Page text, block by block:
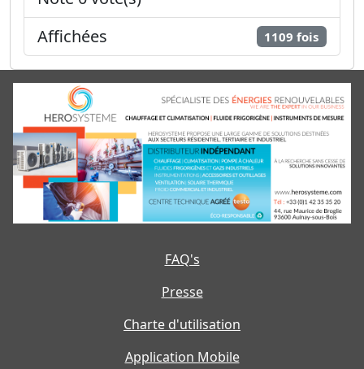
Affichées
1109 fois
FAQ's
Presse
Charte d'utilisation
Application Mobile